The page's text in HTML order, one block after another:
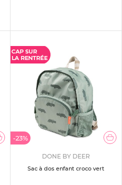
-23%
DONE BY DEER
Sac à dos enfant croco vert